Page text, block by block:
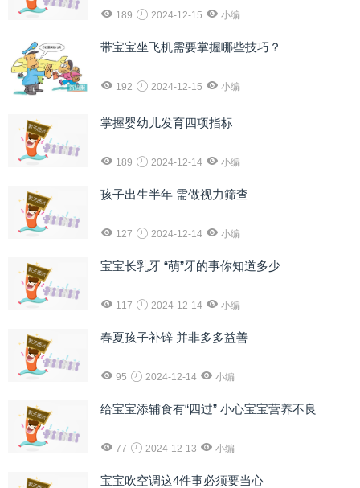
189 2024-12-15 小编
带宝宝坐飞机需要掌握哪些技巧？
192 2024-12-15 小编
掌握婴幼儿发育四项指标
189 2024-12-14 小编
孩子出生半年 需做视力筛查
127 2024-12-14 小编
宝宝长乳牙 “萌”牙的事你知道多少
117 2024-12-14 小编
春夏孩子补锌 并非多多益善
95 2024-12-14 小编
给宝宝添辅食有“四过” 小心宝宝营养不良
77 2024-12-13 小编
宝宝吹空调这4件事必须要当心